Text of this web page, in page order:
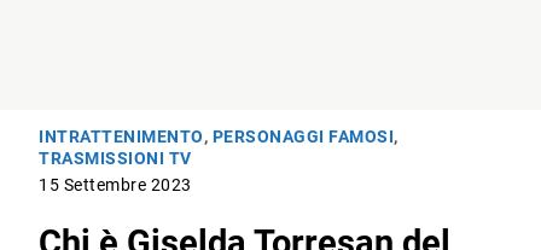
INTRATTENIMENTO, PERSONAGGI FAMOSI,
TRASMISSIONI TV
15 Settembre 2023